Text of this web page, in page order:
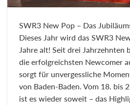
SWR3 New Pop – Das
Dieses Jahr wird das SWR3
Jahre alt! Seit drei Jahrzehnten
die erfolgreichsten Newcomer
sorgt für unvergessliche
von Baden-Baden. Vom 18. bis
ist es wieder soweit – das